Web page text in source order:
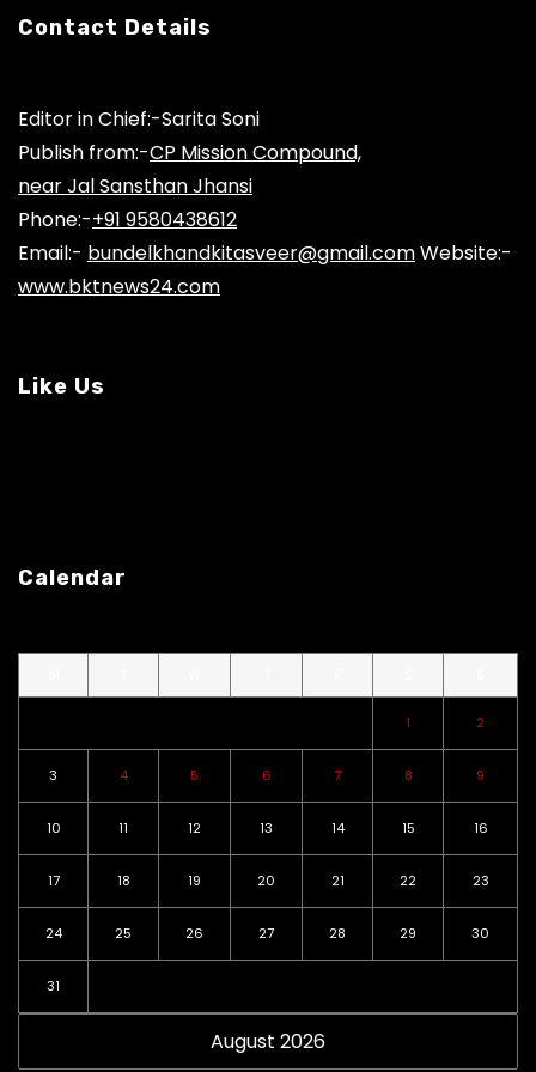
Contact Details
Editor in Chief:-Sarita Soni
Publish from:-CP Mission Compound,
near Jal Sansthan Jhansi
Phone:-+91 9580438612
Email:- bundelkhandkitasveer@gmail.comWebsite:-
www.bktnews24.com
Like Us
Calendar
August 2026
1 2
3 4 5 6 7 8 9
10 11 12 13 14 15 16
17 18 19 20 21 22 23
24 25 26 27 28 29 30
31